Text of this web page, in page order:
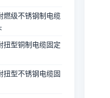
燃级不锈钢制电缆
扭型铜制电缆固定
扭型不锈钢电缆固